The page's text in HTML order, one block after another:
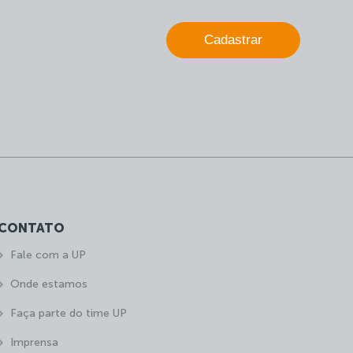
Cadastrar
Fale com a UP
Onde estamos
Faça parte do time UP
Imprensa